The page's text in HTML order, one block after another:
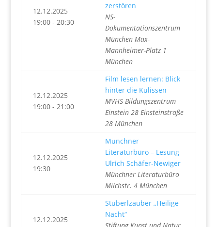
12.12.2025
19:00 - 20:30
zerstören
NS-
Dokumentationszentrum
München Max-
Mannheimer-Platz 1
München
12.12.2025
19:00 - 21:00
Film lesen lernen: Blick
hinter die Kulissen
MVHS Bildungszentrum
Einstein 28 Einsteinstraße
28 München
12.12.2025
19:30
Münchner
Literaturbüro – Lesung
Ulrich Schäfer-Newiger
Münchner Literaturbüro
Milchstr. 4 München
12.12.2025
Stüberlzauber „Heilige
Nacht“